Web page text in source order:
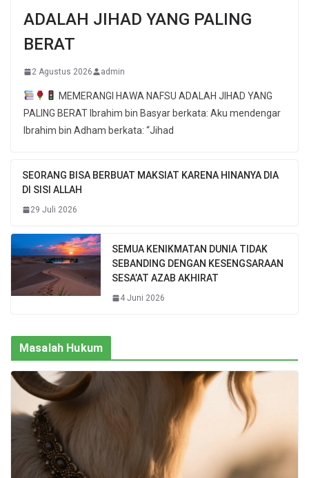
ADALAH JIHAD YANG PALING
BERAT
2 Agustus 2026 admin
MEMERANGI HAWA NAFSU ADALAH JIHAD YANG
PALING BERAT Ibrahim bin Basyar berkata: Aku mendengar
Ibrahim bin Adham berkata: “Jihad
SEORANG BISA BERBUAT MAKSIAT KARENA HINANYA DIA
DI SISI ALLAH
29 Juli 2026
SEMUA KENIKMATAN DUNIA TIDAK
SEBANDING DENGAN KESENGSARAAN
SESA’AT AZAB AKHIRAT
4 Juni 2026
Masalah Hukum